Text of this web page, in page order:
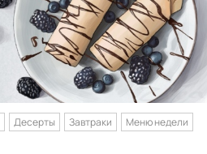
Десерты Завтраки
Меню недели